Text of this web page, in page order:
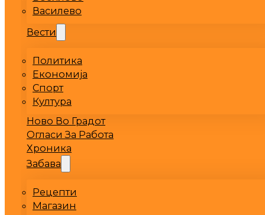
Василево
Вести
Политика
Економија
Спорт
Култура
Ново Во Градот
Огласи За Работа
Хроника
Забава
Рецепти
Магазин